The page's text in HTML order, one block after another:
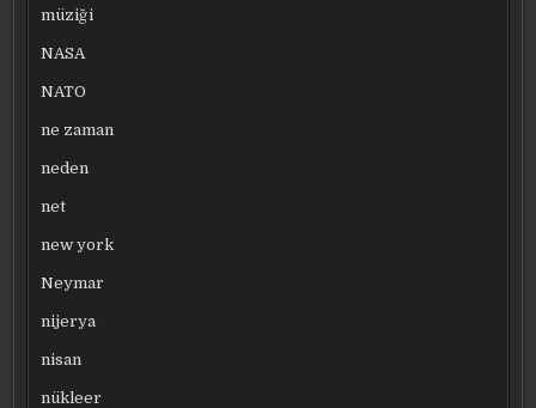
müziği
NASA
NATO
ne zaman
neden
net
new york
Neymar
nijerya
nisan
nükleer